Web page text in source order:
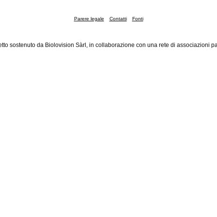
Parere legale Contatti Fonti
sostenuto da Biolovision Sàrl, in collaborazione con una rete di associazioni